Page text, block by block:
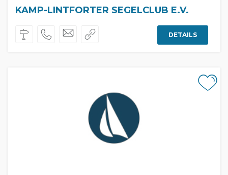
KAMP-LINTFORTER SEGELCLUB E.V.
DETAILS